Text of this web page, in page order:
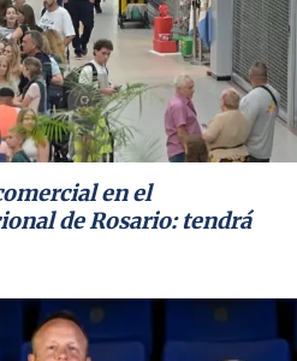
en el
de Rosario: tendrá